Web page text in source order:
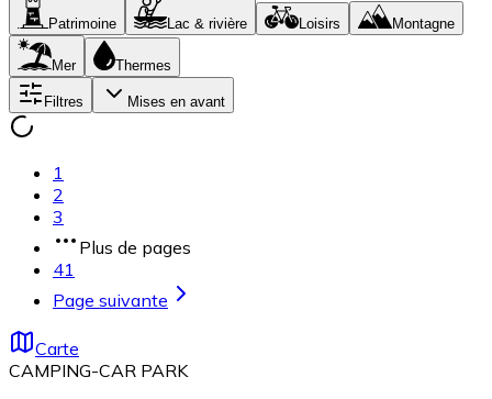
Patrimoine Lac & rivière Loisirs Montagne
Mer Thermes
Filtres Mises en avant
1
2
3
Plus de pages
41
Page suivante
Carte
CAMPING-CAR PARK